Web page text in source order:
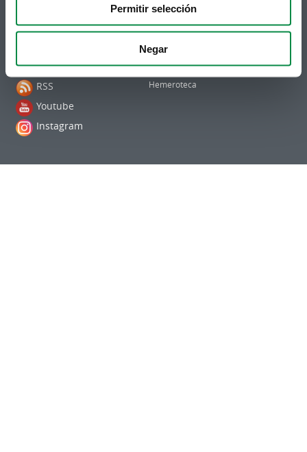
Permitir selección
Negar
Facebook
Telegram
RSS
Youtube
Instagram
Política de privacidad
Accesibilidad
Mapa web
Contacto
Hemeroteca